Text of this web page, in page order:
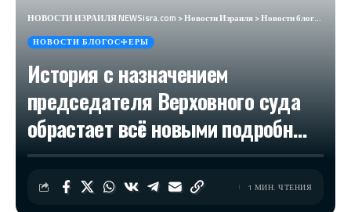
НОВОСТИ ИЗРАИЛЯ NEWSisra.com >Новости Израиля>Новости блогосферы
НОВОСТИ БЛОГОСФЕРЫ
История с назначением
председателя Верховного суда
обрастает всё новыми подробн…
1 МИН. ЧТЕНИЯ